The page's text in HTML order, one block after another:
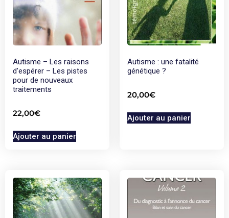
Autisme – Les raisons
d’espérer – Les pistes
pour de nouveaux
traitements
22,00€
Ajouter au panier
Autisme : une fatalité
génétique ?
20,00€
Ajouter au panier